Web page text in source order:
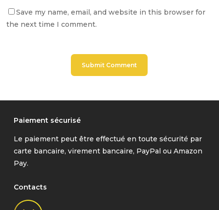
Save my name, email, and website in this browser for
the next time I comment.
Paiement sécurisé
Le paiement peut être effectué en toute sécurité par
carte bancaire, virement bancaire, PayPal ou Amazon
Pay.
Contacts